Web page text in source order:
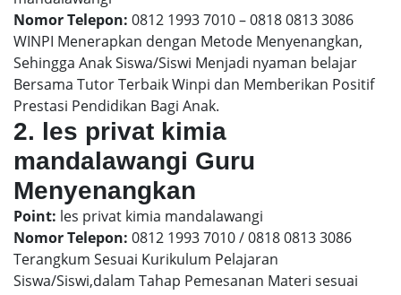
Nomor Telepon: 0812 1993 7010 – 0818 0813 3086
WINPI Menerapkan dengan Metode Menyenangkan,
Sehingga Anak Siswa/Siswi Menjadi nyaman belajar
Bersama Tutor Terbaik Winpi dan Memberikan Positif
Prestasi Pendidikan Bagi Anak.
2. les privat kimia
mandalawangi Guru
Menyenangkan
Point: les privat kimia mandalawangi
Nomor Telepon: 0812 1993 7010 / 0818 0813 3086
Terangkum Sesuai Kurikulum Pelajaran
Siswa/Siswi,dalam Tahap Pemesanan Materi sesuai